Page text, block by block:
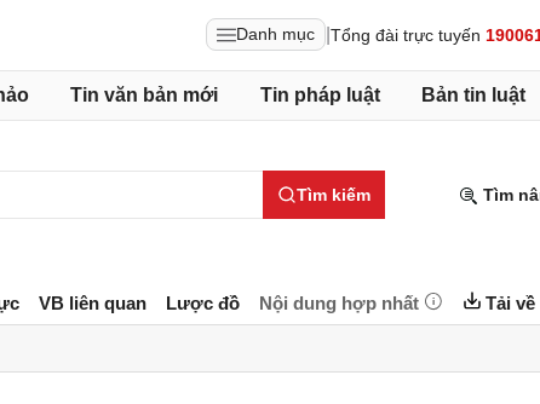
Danh mục Tổng đài trực tuyến
Tin văn bản mới Tin pháp luật Bản tin luật
Tìm kiếm Tìm
VB liên quan Lược đồ Nội dung hợp nhất Tải về